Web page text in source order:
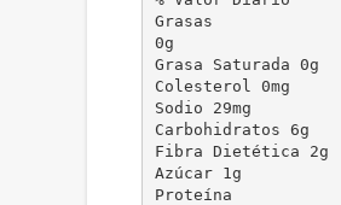
Grasas
0g
Grasa Saturada 0g
Colesterol 0mg
Sodio 29mg
Carbohidratos 6g
Fibra Dietética 2g
Azúcar 1g
Proteína